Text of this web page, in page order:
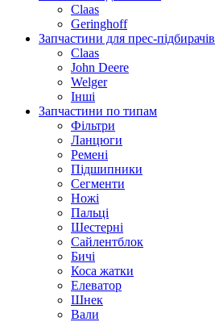
Claas
Geringhoff
Запчастини для прес-підбирачів
Claas
John Deere
Welger
Інші
Запчастини по типам
Фільтри
Ланцюги
Ремені
Підшипники
Сегменти
Ножі
Пальці
Шестерні
Сайлентблок
Бичі
Коса жатки
Елеватор
Шнек
Вали